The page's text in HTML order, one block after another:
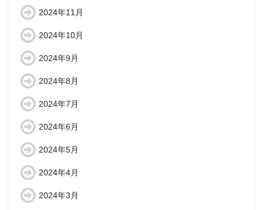
2024年11月
2024年10月
2024年9月
2024年8月
2024年7月
2024年6月
2024年5月
2024年4月
2024年3月